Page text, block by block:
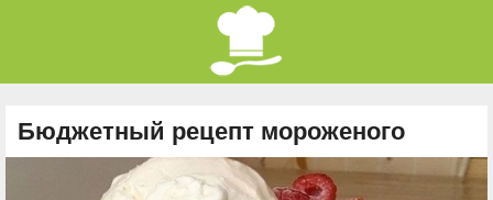
Бюджетный рецепт мороженого